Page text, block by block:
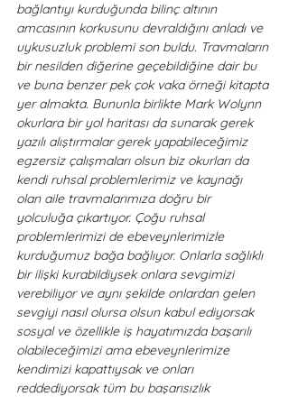
bağlantıyı kurduğunda bilinç altının
amcasının korkusunu devraldığını anladı ve
uykusuzluk problemi son buldu. Travmaların
bir nesilden diğerine geçebildiğine dair bu
ve buna benzer pek çok vaka örneği kitapta
yer almakta. Bununla birlikte Mark Wolynn
okurlara bir yol haritası da sunarak gerek
yazılı alıştırmalar gerek yapabileceğimiz
egzersiz çalışmaları olsun biz okurları da
kendi ruhsal problemlerimiz ve kaynağı
olan aile travmalarımıza doğru bir
yolculuğa çıkartıyor. Çoğu ruhsal
problemlerimizi de ebeveynlerimizle
kurduğumuz bağa bağlıyor. Onlarla sağlıklı
bir ilişki kurabildiysek onlara sevgimizi
verebiliyor ve aynı şekilde onlardan gelen
sevgiyi nasıl olursa olsun kabul ediyorsak
sosyal ve özellikle iş hayatımızda başarılı
olabileceğimizi ama ebeveynlerimize
kendimizi kapattıysak ve onları
reddediyorsak tüm bu başarısızlık